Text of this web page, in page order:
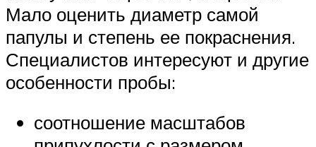
Мало оценить диаметр самой
папулы и степень ее покраснения.
Специалистов интересуют и другие
особенности пробы:
соотношение масштабов